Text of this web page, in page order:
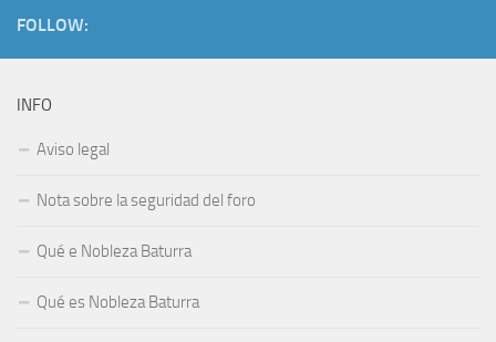
FOLLOW:
INFO
Aviso legal
Nota sobre la seguridad del foro
Qué e Nobleza Baturra
Qué es Nobleza Baturra